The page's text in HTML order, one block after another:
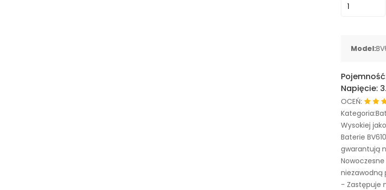
Model:
Napięcie:
OCEŃ:
Wysokiej
Baterie
gwarantują
niezawodną
- Zastępuje